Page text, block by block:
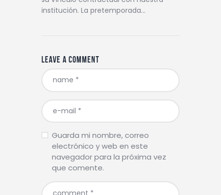
institución. La pretemporada…
Leave a comment
Guarda mi nombre, correo
electrónico y web en este
navegador para la próxima vez
que comente.